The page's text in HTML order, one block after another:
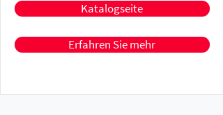
Katalogseite
Erfahren Sie mehr